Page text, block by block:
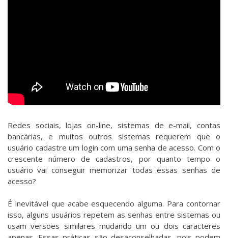
Redes sociais, lojas on-line, sistemas de e-mail, contas
bancárias, e muitos outros sistemas requerem que o
usuário cadastre um login com uma senha de acesso. Com o
crescente número de cadastros, por quanto tempo o
usuário vai conseguir memorizar todas essas senhas de
acesso?
É inevitável que acabe esquecendo alguma. Para contornar
isso, alguns usuários repetem as senhas entre sistemas ou
usam versões similares mudando um ou dois caracteres